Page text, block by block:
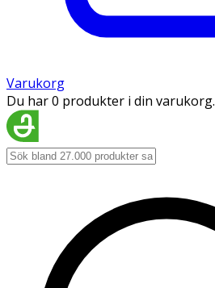
Varukorg
Du har 0 produkter i din varukorg.